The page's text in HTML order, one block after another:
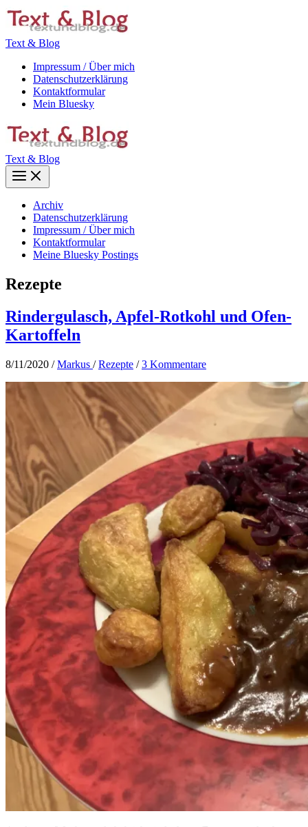
Zum
Inhalt
Text & Blog
Impressum / Über mich
Datenschutzerklärung
Kontaktformular
Mein Bluesky
Text & Blog
Main
Menu
Archiv
Datenschutzerklärung
Impressum / Über mich
Kontaktformular
Meine Bluesky Postings
Rezepte
Rindergulasch, Apfel-Rotkohl und Ofen-
Kartoffeln
8/11/2020 /Markus /Rezepte /3 Kommentare